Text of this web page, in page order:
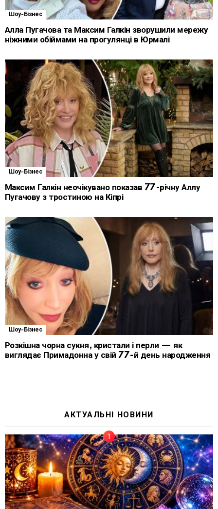
Шоу-Бізнес
Алла Пугачова та Максим Галкін зворушили мережу
ніжними обіймами на прогулянці в Юрмалі
Шоу-Бізнес
Максим Галкін неочікувано показав 77-річну Аллу
Пугачову з тростиною на Кіпрі
Шоу-Бізнес
Розкішна чорна сукня, кристали і перли — як
виглядає Примадонна у свій 77-й день народження
АКТУАЛЬНІ НОВИНИ